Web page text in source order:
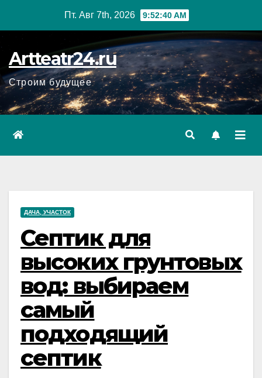
Пт. Авг 7th, 2026 9:52:40 AM
Artteatr24.ru
Строим будущее
ДАЧА, УЧАСТОК
Септик для
высоких грунтовых
вод: выбираем
самый
подходящий
септик